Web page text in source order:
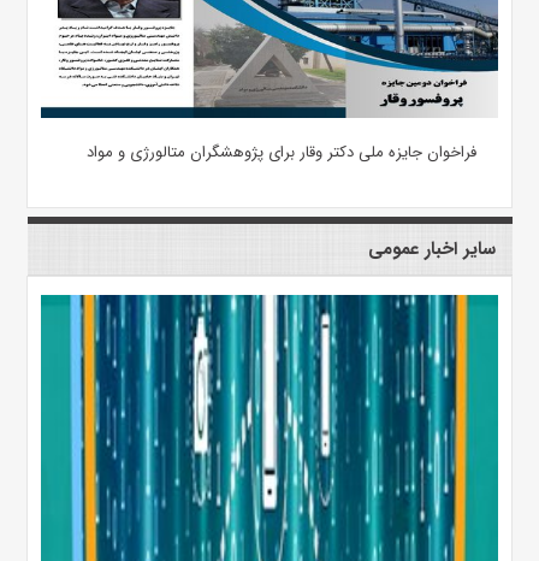
فراخوان جایزه ملی دکتر وقار برای پژوهشگران متالورژی و مواد
سایر اخبار عمومی